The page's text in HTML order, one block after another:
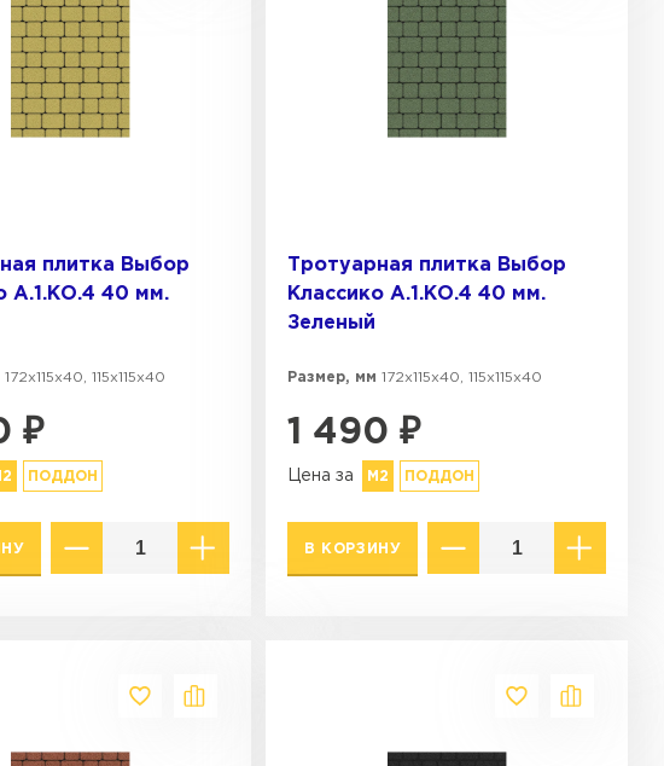
Резиновая крошка
Клинкерная глина
плитка Выбор
А.1.КО.4 40 мм.
172х115х40, 115х115х40
₽
ПОДДОН
Тротуарная плитка Выбор
Классико А.1.КО.4 40 мм.
Зеленый
Размер, мм 172х115х40, 115х115х40
1 490 ₽
Цена за М2 ПОДДОН
В КОРЗИНУ